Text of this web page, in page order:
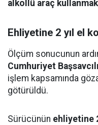
alkollü araç kullanmak
Ehliyetine 2 yıl el
Ölçüm sonucunun
Cumhuriyet
işlem kapsamında
götürüldü.
Sürücünün ehliyetine